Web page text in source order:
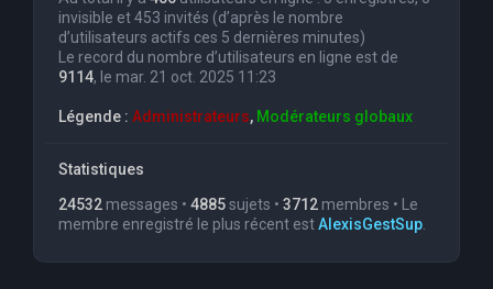
invisible et 453 invités (d’après le nombre
d’utilisateurs actifs ces 5 dernières minutes)
Le record du nombre d’utilisateurs en ligne est de
9114, le mar. 21 oct. 2025 11:23
Légende : Administrateurs, Modérateurs globaux
Statistiques
24532 messages • 4885sujets • 3712 membres • Le
membre enregistré le plus récent estAlexisGestSup.